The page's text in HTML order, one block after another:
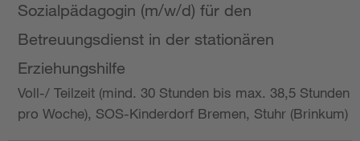
Sozialpädagogin (m/w/d) für den
Betreuungsdienst in der stationären
Erziehungshilfe
Voll-/ Teilzeit (mind. 30 Stunden bis max. 38,5 Stunden
pro Woche), SOS-Kinderdorf Bremen, Stuhr (Brinkum)